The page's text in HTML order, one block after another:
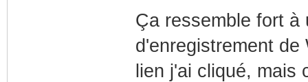
Ça ressemble fort à
d'enregistrement
lien j'ai cliqué, mais